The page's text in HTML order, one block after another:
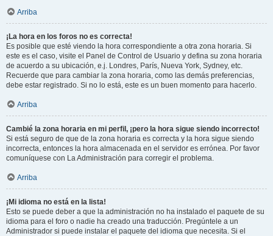
Arriba
¡La hora en los foros no es correcta!
Es posible que esté viendo la hora correspondiente a otra zona horaria. Si
este es el caso, visite el Panel de Control de Usuario y defina su zona horaria
de acuerdo a su ubicación, e.j. Londres, París, Nueva York, Sydney, etc.
Recuerde que para cambiar la zona horaria, como las demás preferencias,
debe estar registrado. Si no lo está, este es un buen momento para hacerlo.
Arriba
Cambié la zona horaria en mi perfil, ¡pero la hora sigue siendo incorrecto!
Si está seguro de que de la zona horaria es correcta y la hora sigue siendo
incorrecta, entonces la hora almacenada en el servidor es errónea. Por favor
comuníquese con La Administración para corregir el problema.
Arriba
¡Mi idioma no está en la lista!
Esto se puede deber a que la administración no ha instalado el paquete de su
idioma para el foro o nadie ha creado una traducción. Pregúntele a un
Administrador si puede instalar el paquete del idioma que necesita. Si el